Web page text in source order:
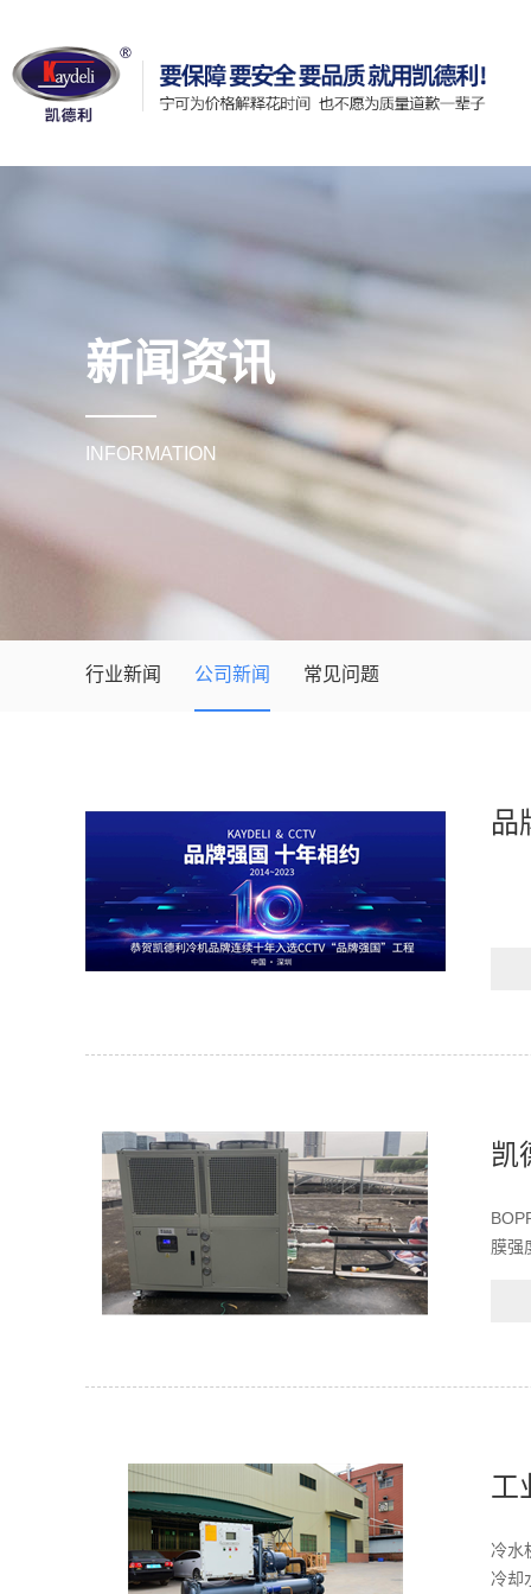
新闻资讯
INFORMATION
行业新闻 公司新闻 常见问题
品
凯
膜强
工
冷水
冷却